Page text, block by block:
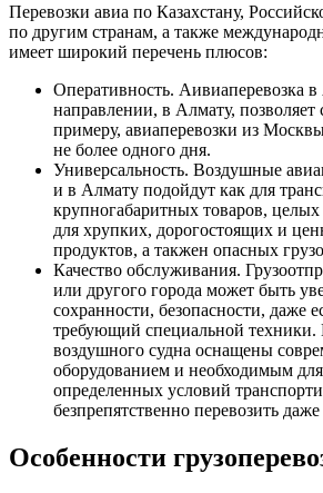
Перевозки авиа по Казахстану,
по другим странам, а также
имеет широкий перечень плюсов:
Оперативность. Аивиаперевозка
направлении, в Алмату,
примеру, авиаперевозки из
не более одного дня.
Универсальность. Воздушные
и в Алмату подойдут как для
крупногабаритных товаров, целых
для хрупких, дорогостоящих и
продуктов, а такжен опасных
Качество обслуживания.
или другого города может быть
сохранности, безопасности, даже
требующий специальной техники.
воздушного судна оснащены
оборудованием и необходимым
определенных условий
безпрепятственно перевозить
Особенности